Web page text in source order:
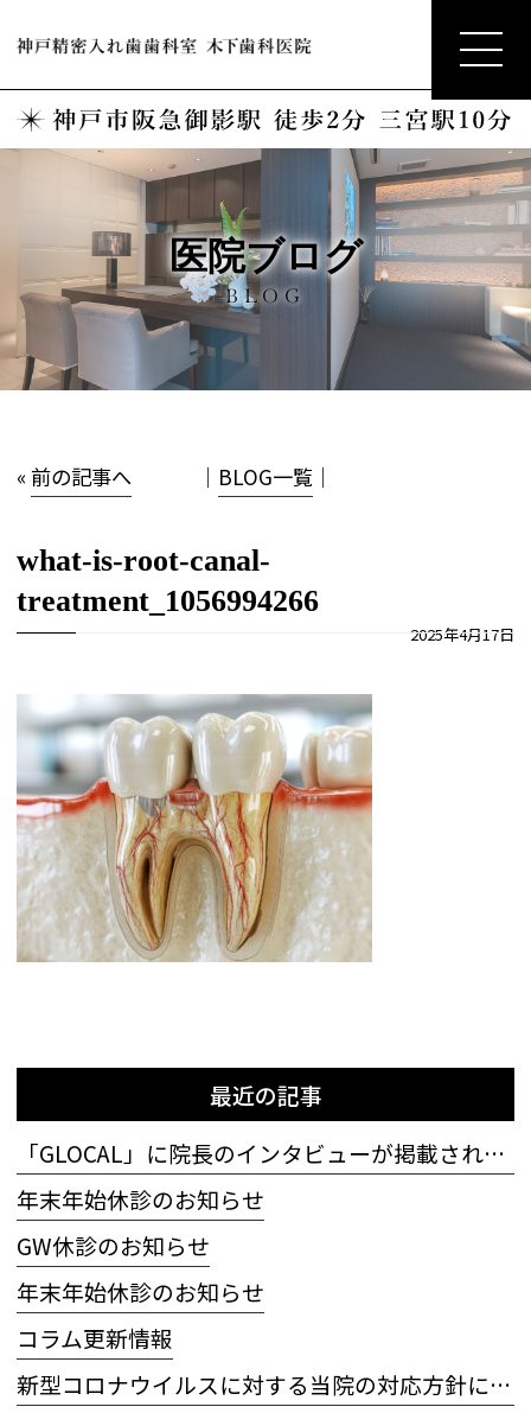
医院ブログ
BLOG
«前の記事へ │ BLOG一覧 │
what-is-root-canal-
treatment_1056994266
2025年4月17日
最近の記事
「GLOCAL」に院長のインタビューが掲載されました
年末年始休診のお知らせ
GW休診のお知らせ
年末年始休診のお知らせ
コラム更新情報
新型コロナウイルスに対する当院の対応方針について